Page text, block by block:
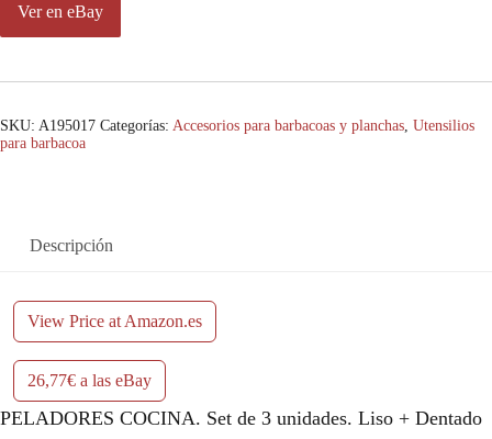
Ver en eBay
SKU: A195017 Categorías: Accesorios para barbacoas y planchas, Utensilios
para barbacoa
Descripción
View Price at Amazon.es
26,77€ a las eBay
PELADORES COCINA. Set de 3 unidades. Liso + Dentado